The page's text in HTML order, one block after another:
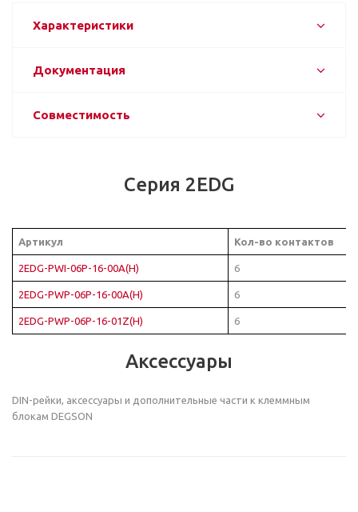
Характеристики
Документация
Совместимость
Серия 2EDG
Артикул Кол-во контактов
2EDG-PWI-06P-16-00A(H) 6
2EDG-PWP-06P-16-00A(H) 6
2EDG-PWP-06P-16-01Z(H) 6
Аксессуары
DIN-рейки, аксессуары и дополнительные части к клеммным
блокам DEGSON